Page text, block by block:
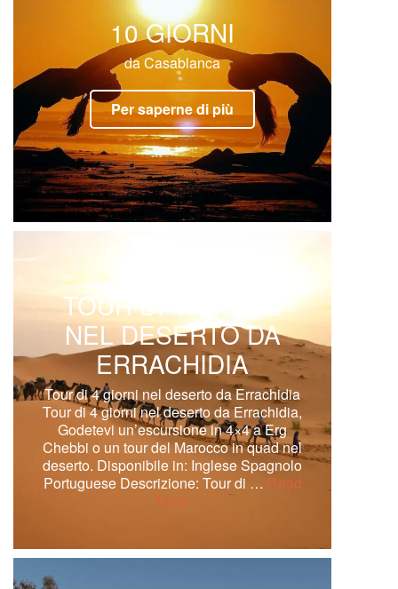
10 GIORNI
da Casablanca
Per saperne di più
TOUR DI 4 GIORNI
NEL DESERTO DA
ERRACHIDIA
Tour di 4 giorni nel deserto da Errachidia
Tour di 4 giorni nel deserto da Errachidia,
Godetevi un’escursione in 4×4 a Erg
Chebbi o un tour del Marocco in quad nel
deserto. Disponibile in: Inglese Spagnolo
Portuguese Descrizione: Tour di … Read
More